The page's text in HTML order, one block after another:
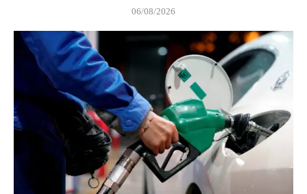
06/08/2026